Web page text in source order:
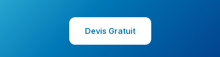
Devis Gratuit